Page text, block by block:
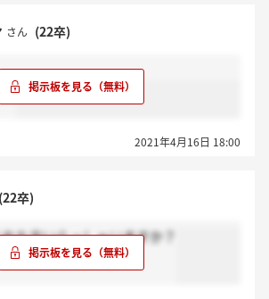
さん (22卒)
2021年4月16日 18:00
(22卒)
た方いらっしゃいますか？